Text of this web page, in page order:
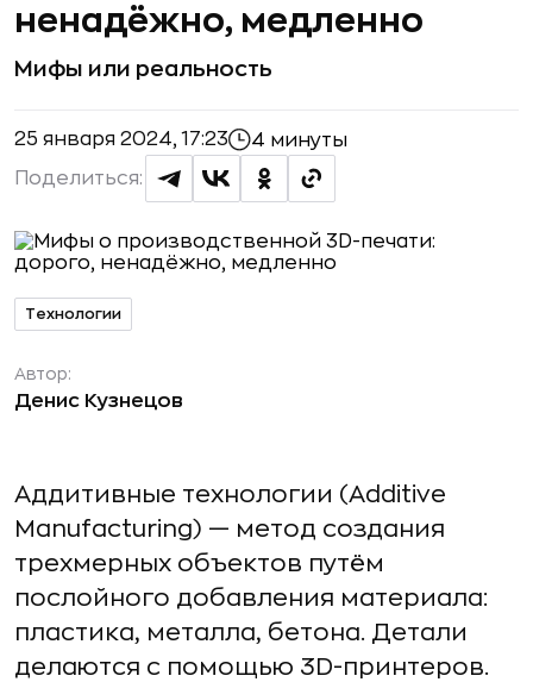
ненадёжно, медленно
Мифы или реальность
25 января 2024, 17:23 4 минуты
Поделиться:
Технологии
Автор:
Денис Кузнецов
Аддитивные технологии (Additive
Manufacturing) — метод создания
трехмерных объектов путём
послойного добавления материала:
пластика, металла, бетона. Детали
делаются с помощью 3D-принтеров.